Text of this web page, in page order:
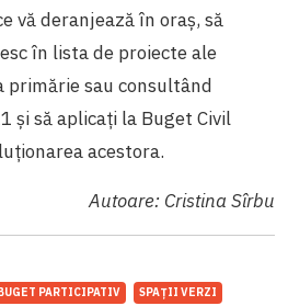
vă deranjează în oraș, să
în lista de proiecte ale
sau consultând
și să aplicați la Buget Civil
acestora.
Autoare: Cristina Sîrbu
PARTICIPATIV
SPAȚII VERZI